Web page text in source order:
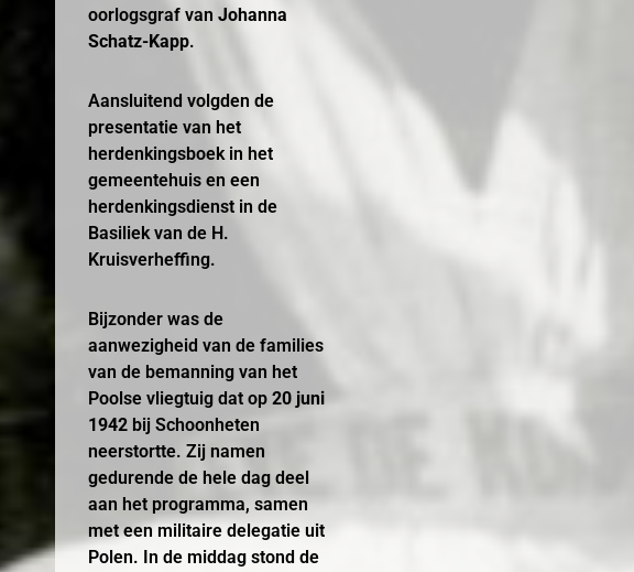
oorlogsgraf van Johanna
Schatz-Kapp.
Aansluitend volgden de
presentatie van het
herdenkingsboek in het
gemeentehuis en een
herdenkingsdienst in de
Basiliek van de H.
Kruisverheffing.
Bijzonder was de
aanwezigheid van de families
van de bemanning van het
Poolse vliegtuig dat op 20 juni
1942 bij Schoonheten
neerstortte. Zij namen
gedurende de hele dag deel
aan het programma, samen
met een militaire delegatie uit
Polen. In de middag stond de